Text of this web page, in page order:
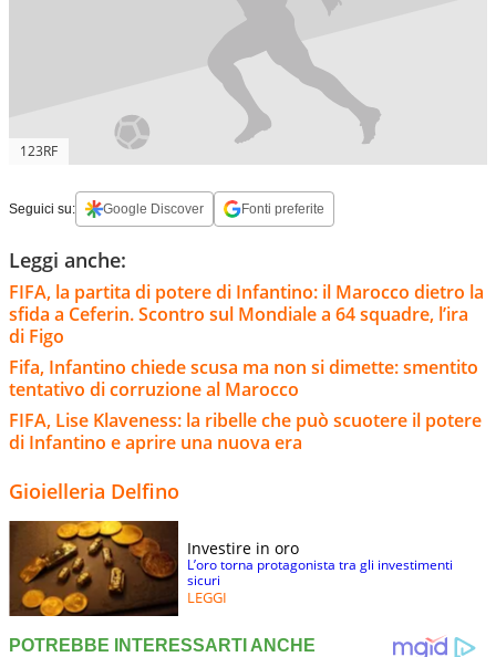
123RF
Seguici su: Google Discover Fonti preferite
Leggi anche:
FIFA, la partita di potere di Infantino: il Marocco dietro la
sfida a Ceferin. Scontro sul Mondiale a 64 squadre, l’ira
di Figo
Fifa, Infantino chiede scusa ma non si dimette: smentito
tentativo di corruzione al Marocco
FIFA, Lise Klaveness: la ribelle che può scuotere il potere
di Infantino e aprire una nuova era
Gioielleria Delfino
Investire in oro
L’oro torna protagonista tra gli investimenti
sicuri
LEGGI